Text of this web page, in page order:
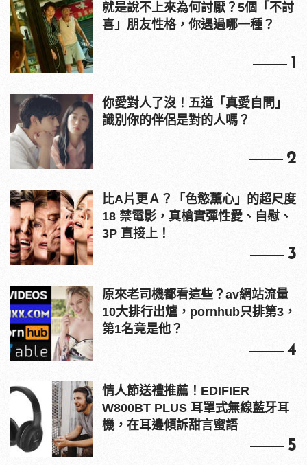
就是說不上來為何討厭？5個「不討
喜」朋友性格，你遇過哪一種？
1
你愛對人了沒！五道「真愛自問」
識別你的伴侶是對的人嗎？
2
比A片更Ａ？「色慾薰心」的超尺度
18 禁電影，真槍實彈性愛、自慰、
3P 直接上！
3
原來老司機都看這些？av網站流量
10大排行出爐，pornhub只排第3，
第1名竟是他？
4
情人節送禮推薦！EDIFIER
W800BT PLUS 耳罩式無線藍牙耳
機，在耳邊傾訴甜言蜜語
5